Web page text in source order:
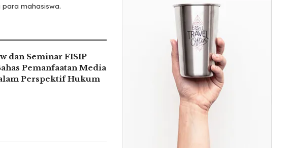
mahasiswa.
dan Seminar FISIP
Pemanfaatan Media
Perspektif Hukum